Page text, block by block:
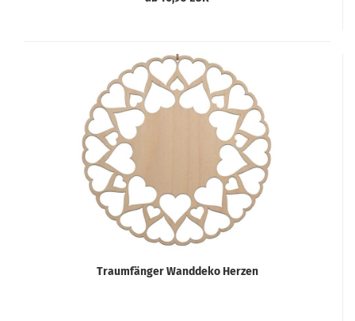
Traumfänger Wanddeko Herzen